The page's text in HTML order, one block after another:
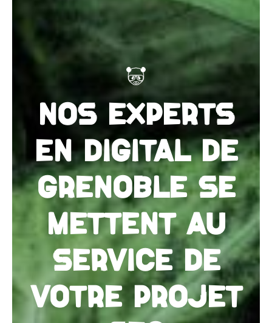
NOS EXPERTS
EN DIGITAL DE
GRENOBLE SE
METTENT AU
SERVICE DE
VOTRE PROJET